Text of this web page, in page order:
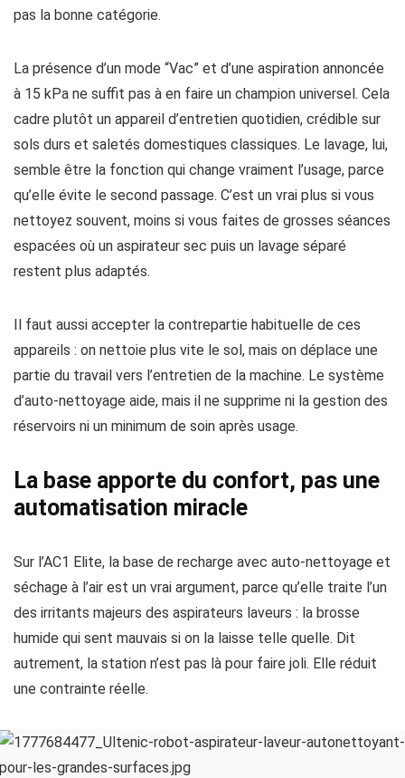
pas la bonne catégorie.
La présence d’un mode “Vac” et d’une aspiration annoncée
à 15 kPa ne suffit pas à en faire un champion universel. Cela
cadre plutôt un appareil d’entretien quotidien, crédible sur
sols durs et saletés domestiques classiques. Le lavage, lui,
semble être la fonction qui change vraiment l’usage, parce
qu’elle évite le second passage. C’est un vrai plus si vous
nettoyez souvent, moins si vous faites de grosses séances
espacées où un aspirateur sec puis un lavage séparé
restent plus adaptés.
Il faut aussi accepter la contrepartie habituelle de ces
appareils : on nettoie plus vite le sol, mais on déplace une
partie du travail vers l’entretien de la machine. Le système
d’auto-nettoyage aide, mais il ne supprime ni la gestion des
réservoirs ni un minimum de soin après usage.
La base apporte du confort, pas une
automatisation miracle
Sur l’AC1 Elite, la base de recharge avec auto-nettoyage et
séchage à l’air est un vrai argument, parce qu’elle traite l’un
des irritants majeurs des aspirateurs laveurs : la brosse
humide qui sent mauvais si on la laisse telle quelle. Dit
autrement, la station n’est pas là pour faire joli. Elle réduit
une contrainte réelle.